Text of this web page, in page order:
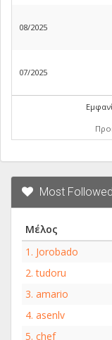
08/2025
07/2025
Most Followed
Μέλος
1. Jorobado
2.tudoru
3. amario
4. asenlv
5. chef